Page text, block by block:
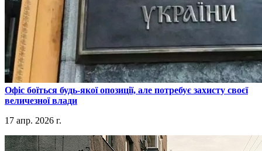
​Офіс боїться будь-якої опозиції, але потребує захисту своєї
величезної влади
17 апр. 2026 г.